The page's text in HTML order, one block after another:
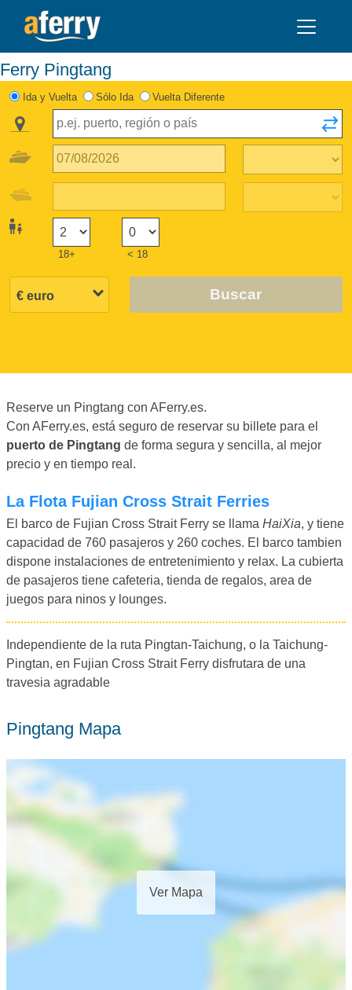
Ferry Pingtang
Ida y Vuelta Sólo Ida Vuelta Diferente
18+ < 18
Buscar
Reserve un Pingtang con AFerry.es.
Con AFerry.es, está seguro de reservar su billete para el
puerto de Pingtang de forma segura y sencilla, al mejor
precio y en tiempo real.
La Flota Fujian Cross Strait Ferries
El barco de Fujian Cross Strait Ferry se llama HaiXia, y tiene
capacidad de 760 pasajeros y 260 coches. El barco tambien
dispone instalaciones de entretenimiento y relax. La cubierta
de pasajeros tiene cafeteria, tienda de regalos, area de
juegos para ninos y lounges.
Independiente de la ruta Pingtan-Taichung, o la Taichung-
Pingtan, en Fujian Cross Strait Ferry disfrutara de una
travesia agradable
Pingtang Mapa
Ver Mapa